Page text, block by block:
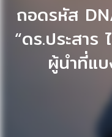
ถอดรหัส
“ดร.ประสา
ผู้นำที่แ